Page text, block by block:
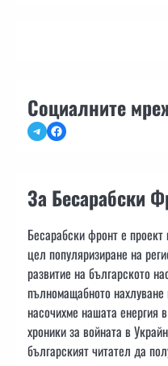
Социалните
TelegramFacebook
За Бесарабски
Бесарабски фронт е проект
цел популяризиране на
развитие на българското
пълномащабното
насочихме нашата енергия
хроники за войната в
българският читател да